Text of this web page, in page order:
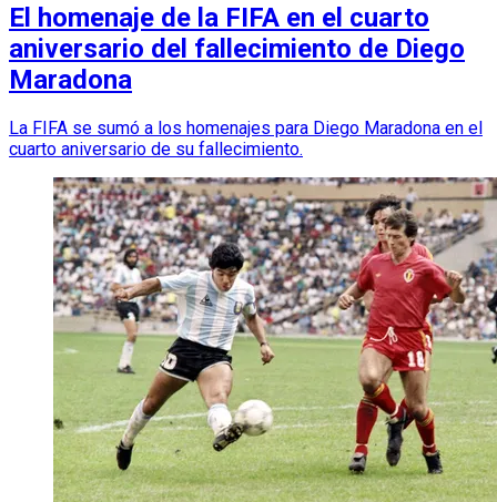
El homenaje de la FIFA en el cuarto
aniversario del fallecimiento de Diego
Maradona
La FIFA se sumó a los homenajes para Diego Maradona en el
cuarto aniversario de su fallecimiento.